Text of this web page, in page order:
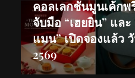
คอลเลกชันมูนเค้กพ
จับมือ “เฮยยิน” แล
แมน” เปิดจองแล้ว
2569